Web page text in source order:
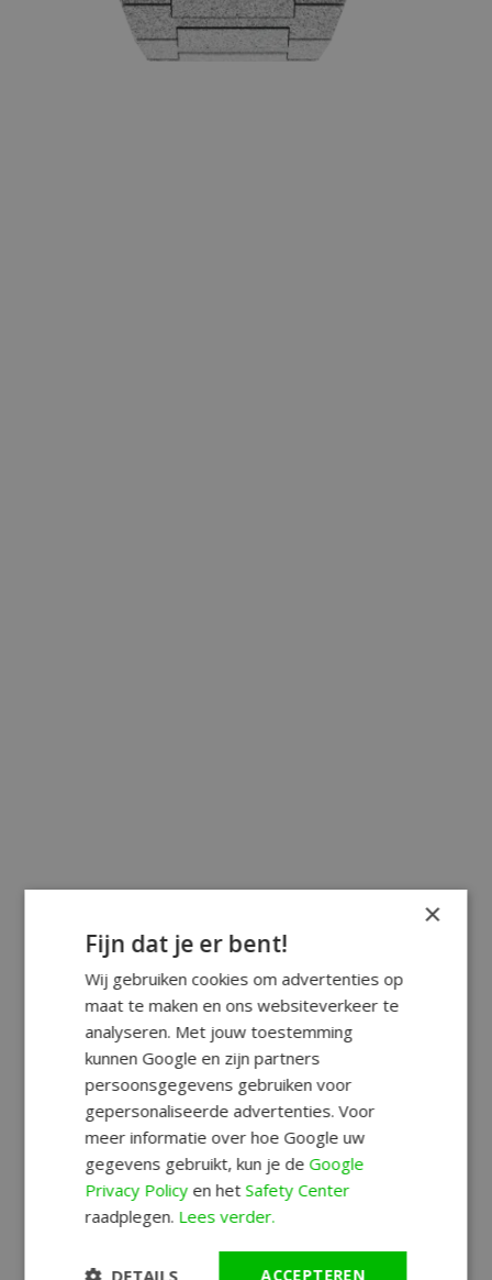
×
Fijn dat je er bent!
Wij gebruiken cookies om advertenties op
maat te maken en ons websiteverkeer te
analyseren. Met jouw toestemming
kunnen Google en zijn partners
persoonsgegevens gebruiken voor
gepersonaliseerde advertenties. Voor
meer informatie over hoe Google uw
gegevens gebruikt, kun je deGoogle
Privacy Policyen hetSafety Center
raadplegen. Lees verder.
ACCEPTEREN
DETAILS